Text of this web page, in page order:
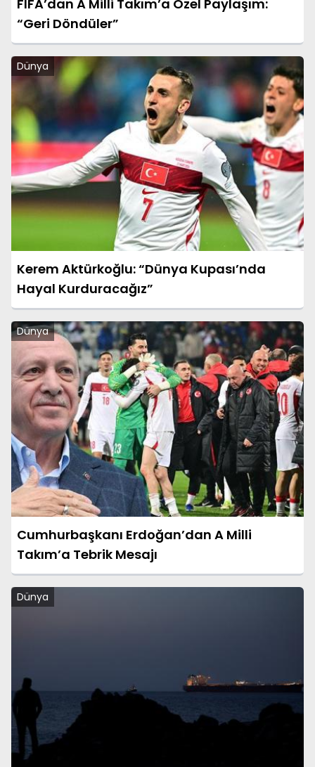
FIFA’dan A Milli Takım’a Özel Paylaşım:
“Geri Döndüler”
Dünya
Kerem Aktürkoğlu: “Dünya Kupası’nda
Hayal Kurduracağız”
Dünya
Cumhurbaşkanı Erdoğan’dan A Milli
Takım’a Tebrik Mesajı
Dünya